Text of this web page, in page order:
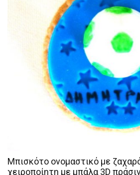
Μπισκότο ονομαστικό με
χειροποίητη με μπάλα 3D